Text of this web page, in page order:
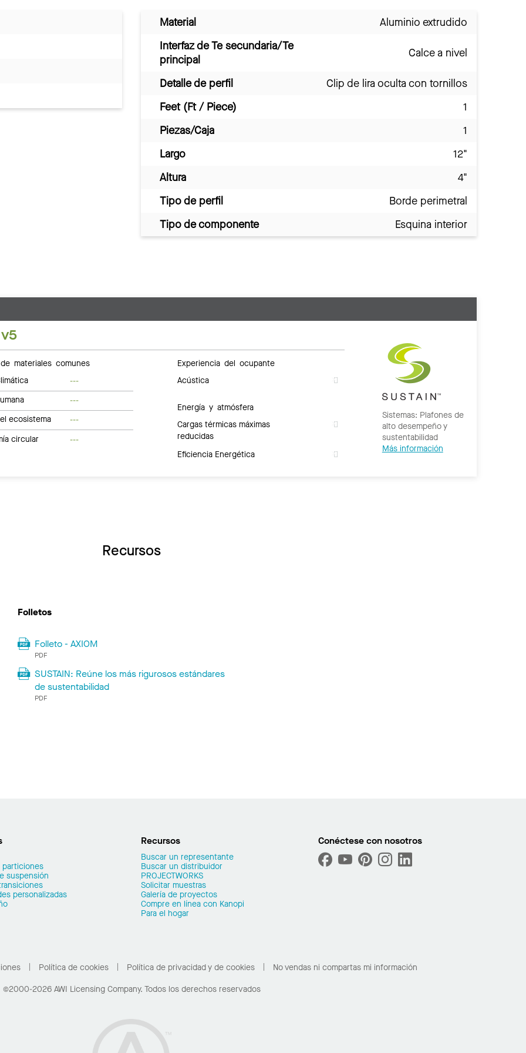
Material
Aluminio extrudido
Interfaz de Te secundaria/Te
principal
Calce a nivel
Detalle de perfil
Clip de lira oculta con tornillos
Feet (Ft / Piece)
1
Piezas/Caja
1
Largo
12"
Altura
4"
Tipo de perfil
Borde perimetral
Tipo de componente
Esquina interior
materiales comunes
---
---
ecosistema
---
circular
---
Experiencia del ocupante
Acústica
Energía y atmósfera
Cargas térmicas máximas
reducidas
Eficiencia Energética
Sistemas: Plafones de
alto desempeño y
sustentabilidad
Más información
Recursos
Folletos
Folleto - AXIOM
PDF
SUSTAIN: Reúne los más rigurosos estándares
de sustentabilidad
PDF
particiones
suspensión
personalizadas
Recursos
Buscar un representante
Buscar un distribuidor
PROJECTWORKS
Solicitar muestras
Galería de proyectos
Compre en línea con Kanopi
Para el hogar
Conéctese con nosotros
Política de cookies Política de privacidad y de cookies
No vendas ni compartas mi información
©2000-2026 AWI Licensing Company. Todos los derechos reservados